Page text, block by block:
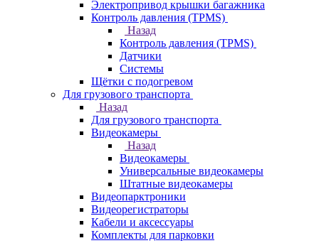
Электропривод крышки багажника
Контроль давления (TPMS)
Назад
Контроль давления (TPMS)
Датчики
Системы
Щётки с подогревом
Для грузового транспорта
Назад
Для грузового транспорта
Видеокамеры
Назад
Видеокамеры
Универсальные видеокамеры
Штатные видеокамеры
Видеопарктроники
Видеорегистраторы
Кабели и аксессуары
Комплекты для парковки